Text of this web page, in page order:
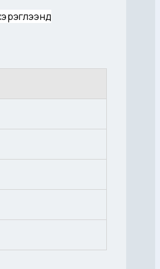
хэрэглээнд